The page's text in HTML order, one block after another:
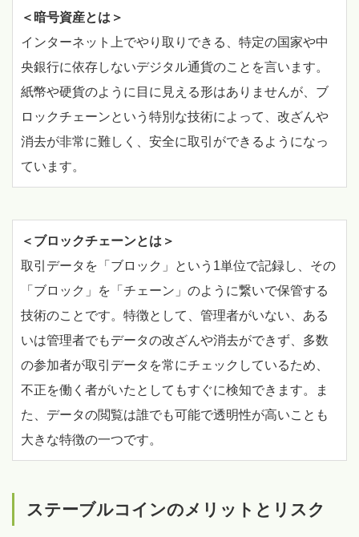
＜暗号資産とは＞
インターネット上でやり取りできる、特定の国家や中
央銀行に依存しないデジタル通貨のことを言います。
紙幣や硬貨のように目に見える形はありませんが、ブ
ロックチェーンという特別な技術によって、改ざんや
消去が非常に難しく、安全に取引ができるようになっ
ています。
＜ブロックチェーンとは＞
取引データを「ブロック」という1単位で記録し、その
「ブロック」を「チェーン」のように繋いで保管する
技術のことです。特徴として、管理者がいない、ある
いは管理者でもデータの改ざんや消去ができず、多数
の参加者が取引データを常にチェックしているため、
不正を働く者がいたとしてもすぐに検知できます。ま
た、データの閲覧は誰でも可能で透明性が高いことも
大きな特徴の一つです。
ステーブルコインのメリットとリスク